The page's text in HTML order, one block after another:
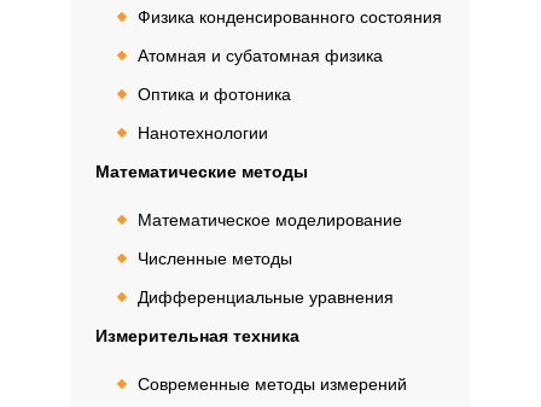
Физика конденсированного состояния
Атомная и субатомная физика
Оптика и фотоника
Нанотехнологии
Математические методы
Математическое моделирование
Численные методы
Дифференциальные уравнения
Измерительная техника
Современные методы измерений